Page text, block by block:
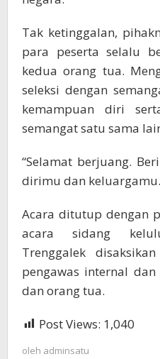
Tak ketinggalan,
para peserta selalu
kedua orang tua.
seleksi dengan
kemampuan diri
semangat satu sama
“Selamat berjuang.
dirimu dan
Acara ditutup dengan
acara sidang
Trenggalek
pengawas internal
dan orang tua.
Post Views: 1,040
oleh adminsatu